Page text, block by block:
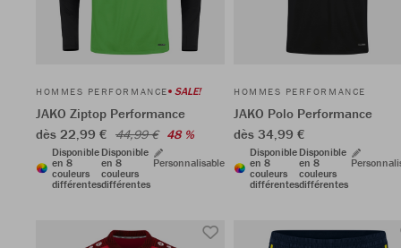
HOMMES PERFORMANCE SALE!
JAKO Ziptop Performance
dès 22,99 € 44,99 € 48 %
Disponible
en 8
couleurs
différentes
Disponible
en 8
couleurs
différentes
Personnalisable
HOMMES PERFORMANCE
JAKO Polo Performance
dès 34,99 €
Disponible
en 8
couleurs
différentes
Disponible
en 8
couleurs
différentes